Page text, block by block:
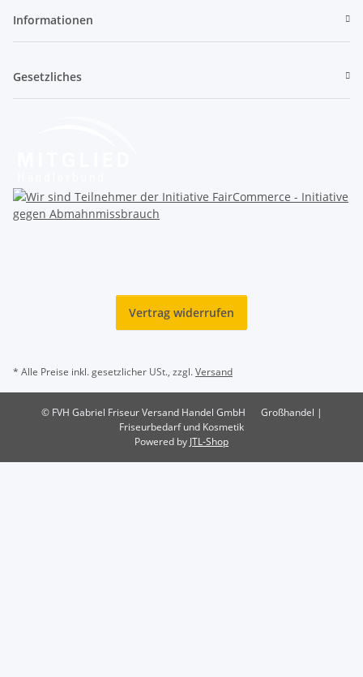
Informationen
Gesetzliches
Vertrag widerrufen
* Alle Preise inkl. gesetzlicher USt., zzgl.Versand
© FVH Gabriel Friseur Versand Handel GmbH
Großhandel |
Friseurbedarf und Kosmetik
Powered by JTL-Shop